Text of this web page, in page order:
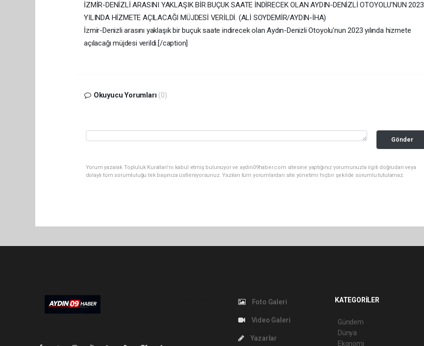
İZMİR-DENİZLİ ARASINI YAKLAŞIK BİR BUÇUK SAATE İNDİRECEK OLAN AYDIN-DENİZLİ OTOYOLU'NUN 2023
YILINDA HİZMETE AÇILACAĞI MÜJDESİ VERİLDİ. (ALİ SOYDEMİR/AYDIN-İHA)
İzmir-Denizli arasını yaklaşık bir buçuk saate indirecek olan Aydın-Denizli Otoyolu'nun 2023 yılında hizmete
açılacağı müjdesi verildi.[/caption]
Okuyucu Yorumları (0)
Gönder
Yorum yazarak Topluluk Kuralları’nı kabul etmiş bulunuyor ve aydin09haber.com sitesine yaptığınız yorumunuzla ilgili doğrudan veya
dolaylı tüm sorumluluğu tek başınıza üstleniyorsunuz. Yazılan tüm yorumlardan site yönetimi hiçbir şekilde sorumlu tutulamaz.
Foto Galeri
Video Galeri
Yazarlar
KATEGORİLER
Gündem
Dünya
Ekonomi